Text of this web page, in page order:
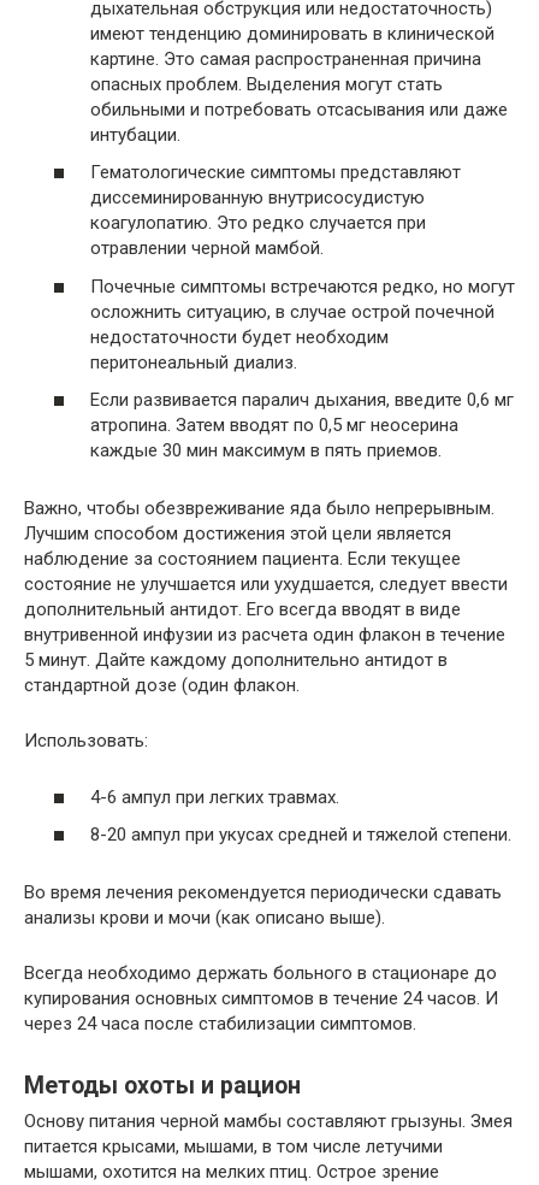
дыхательная обструкция или недостаточность)
имеют тенденцию доминировать в клинической
картине. Это самая распространенная причина
опасных проблем. Выделения могут стать
обильными и потребовать отсасывания или даже
интубации.
Гематологические симптомы представляют
диссеминированную внутрисосудистую
коагулопатию. Это редко случается при
отравлении черной мамбой.
Почечные симптомы встречаются редко, но могут
осложнить ситуацию, в случае острой почечной
недостаточности будет необходим
перитонеальный диализ.
Если развивается паралич дыхания, введите 0,6 мг
атропина. Затем вводят по 0,5 мг неосерина
каждые 30 мин максимум в пять приемов.
Важно, чтобы обезвреживание яда было непрерывным.
Лучшим способом достижения этой цели является
наблюдение за состоянием пациента. Если текущее
состояние не улучшается или ухудшается, следует ввести
дополнительный антидот. Его всегда вводят в виде
внутривенной инфузии из расчета один флакон в течение
5 минут. Дайте каждому дополнительно антидот в
стандартной дозе (один флакон.
Использовать:
4-6 ампул при легких травмах.
8-20 ампул при укусах средней и тяжелой степени.
Во время лечения рекомендуется периодически сдавать
анализы крови и мочи (как описано выше).
Всегда необходимо держать больного в стационаре до
купирования основных симптомов в течение 24 часов. И
через 24 часа после стабилизации симптомов.
Методы охоты и рацион
Основу питания черной мамбы составляют грызуны. Змея
питается крысами, мышами, в том числе летучими
мышами, охотится на мелких птиц. Острое зрение